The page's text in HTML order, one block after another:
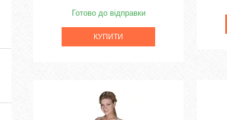
Готово до відправки
КУПИТИ